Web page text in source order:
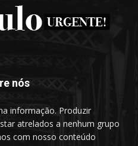
nós
informação. Produzir
atrelados a nenhum grupo
com nosso conteúdo